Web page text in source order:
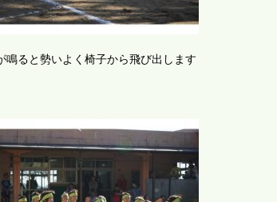
鳴ると勢いよく椅子から飛び出します